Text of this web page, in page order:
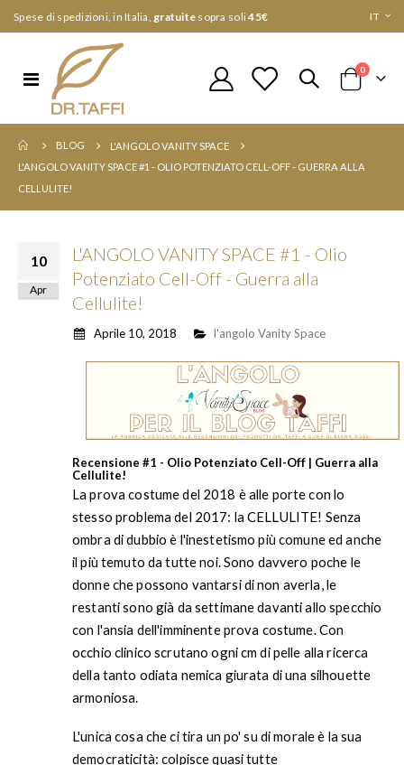
Spese di spedizioni, in Italia, gratuite sopra soli45€ Lingua
IT
Toggle
Nav
Cart
0elementi
BLOG
L'ANGOLO VANITY SPACE
L'ANGOLO VANITY SPACE #1 - OLIO POTENZIATO CELL-OFF - GUERRA ALLA
CELLULITE!
10
Apr
L'ANGOLO VANITY SPACE #1 - Olio
Potenziato Cell-Off - Guerra alla
Cellulite!
Aprile 10, 2018 l'angolo Vanity Space
Recensione #1 - Olio Potenziato Cell-Off | Guerra alla
Cellulite!
La prova costume del 2018 è alle porte con lo
stesso problema del 2017: la CELLULITE! Senza
ombra di dubbio è l'inestetismo più comune ed anche
il più temuto da tutte noi. Sono davvero poche le
donne che possono vantarsi di non averla, le
restanti sono già da settimane davanti allo specchio
con l'ansia dell'imminente prova costume. Con
occhio clinico scrutano ogni cm di pelle alla ricerca
della tanto odiata nemica giurata di una silhouette
armoniosa.
L'unica cosa che ci tira un po' su di morale è la sua
democraticità: colpisce quasi tutte